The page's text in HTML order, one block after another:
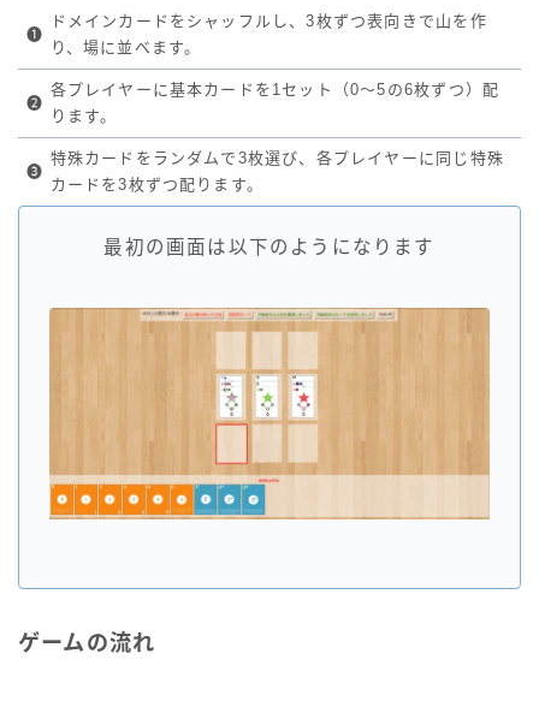
❶
ドメインカードをシャッフルし、3枚ずつ表向きで山を作
り、場に並べます。
❷
各プレイヤーに基本カードを1セット（0～5の6枚ずつ）配
ります。
❸
特殊カードをランダムで3枚選び、各プレイヤーに同じ特殊
カードを3枚ずつ配ります。
最初の画面は以下のようになります
ゲームの流れ